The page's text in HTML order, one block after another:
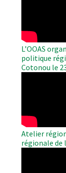
L’OOAS
politique
Cotonou le
Atelier
régionale de